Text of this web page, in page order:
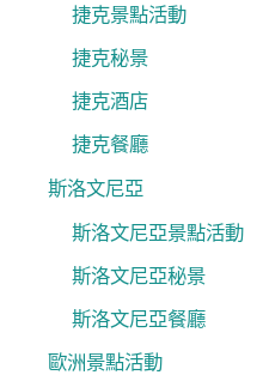
捷克景點活動
捷克秘景
捷克酒店
捷克餐廳
斯洛文尼亞
斯洛文尼亞景點活動
斯洛文尼亞秘景
斯洛文尼亞餐廳
歐洲景點活動